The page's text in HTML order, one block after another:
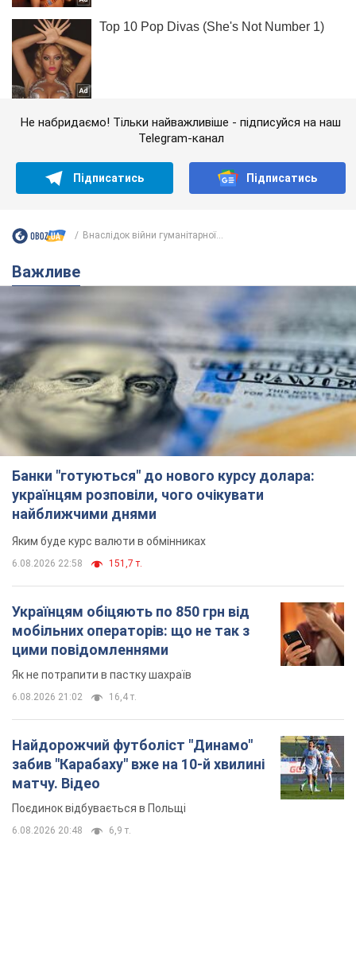
Не набридаємо! Тільки найважливіше - підписуйся на наш
Telegram-канал
Підписатись Підписатись
Внаслідок війни гуманітарної...
Важливе
Банки "готуються" до нового курсу долара:
українцям розповіли, чого очікувати
найближчими днями
Яким буде курс валюти в обмінниках
6.08.2026 22:58 151,7 т.
Українцям обіцяють по 850 грн від
мобільних операторів: що не так з
цими повідомленнями
Як не потрапити в пастку шахраїв
6.08.2026 21:02 16,4 т.
Найдорожчий футболіст "Динамо"
забив "Карабаху" вже на 10-й хвилині
матчу. Відео
Поєдинок відбувається в Польщі
6.08.2026 20:48 6,9 т.